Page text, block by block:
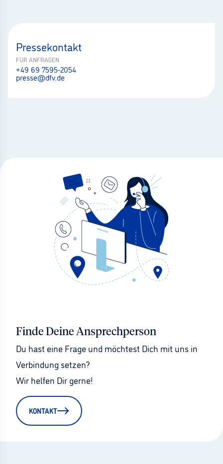
Pressekontakt
FÜR ANFRAGEN
+49 69 7595-2054
presse@dfv.de
Finde Deine Ansprechperson
Du hast eine Frage und möchtest Dich mit uns in
Verbindung setzen?
Wir helfen Dir gerne!
KONTAKT